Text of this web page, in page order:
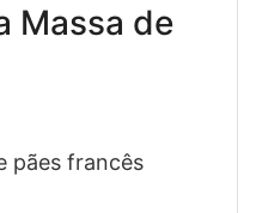
Massa de
pães francês